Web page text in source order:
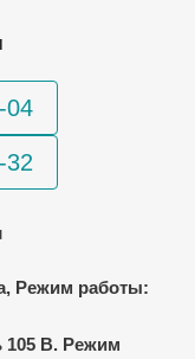
04
32
Режим работы:
105 В. Режим